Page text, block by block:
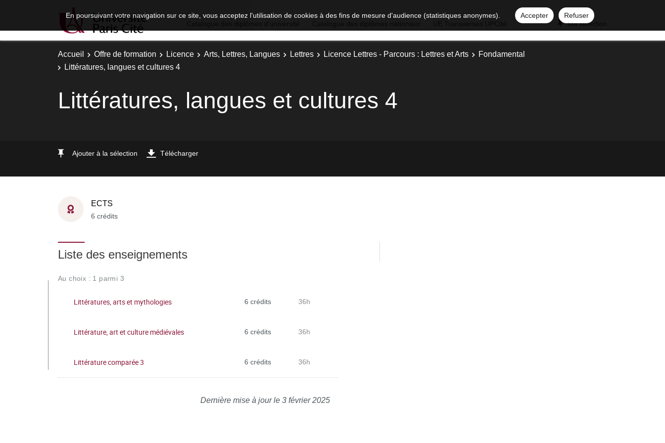
En poursuivant votre navigation sur ce site, vous acceptez l'utilisation de cookies à des fins de mesure d'audience (statistiques anonymes). Accepter
Refuser
Ma sélection
Accueil Offre de formation Licence Arts, Lettres, Langues Lettres Licence Lettres - Parcours : Lettres et Arts
Fondamental
Littératures, langues et cultures 4
Littératures, langues et cultures 4
Ajouter à la sélection Télécharger
ECTS
6 crédits
Liste des enseignements
Au choix : 1 parmi 3
Littératures, arts et mythologies 6 crédits 36h
Littérature, art et culture médiévales 6 crédits 36h
Littérature comparée 3 6 crédits 36h
Dernière mise à jour le 3 février 2025